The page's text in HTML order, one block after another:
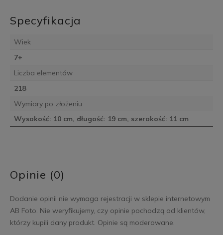
Specyfikacja
Wiek
7+
Liczba elementów
218
Wymiary po złożeniu
Wysokość: 10 cm, długość: 19 cm, szerokość: 11 cm
Opinie (0)
Dodanie opinii nie wymaga rejestracji w sklepie internetowym
AB Foto. Nie weryfikujemy, czy opinie pochodzą od klientów,
którzy kupili dany produkt. Opinie są moderowane.